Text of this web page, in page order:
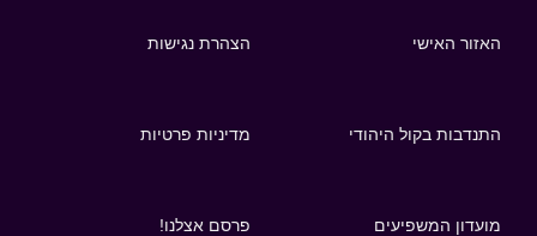
האזור האישי הצהרת נגישות
התנדבות בקול היהודי מדיניות פרטיות
מועדון המשפיעים פרסם אצלנו!